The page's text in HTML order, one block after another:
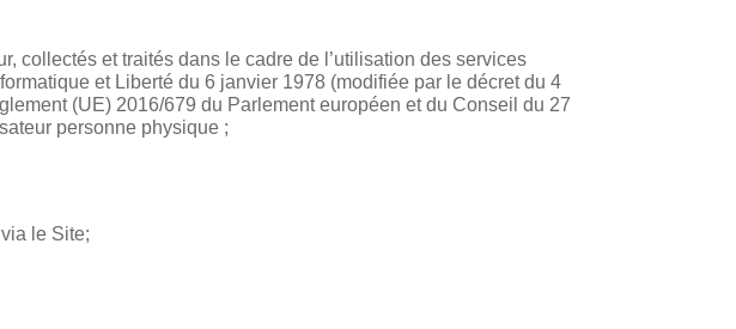
collectés et traités dans le cadre de l’utilisation des services
et Liberté du 6 janvier 1978 (modifiée par le décret du 4
(UE) 2016/679 du Parlement européen et du Conseil du 27
personne physique ;
le Site;